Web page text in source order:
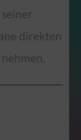
direkten